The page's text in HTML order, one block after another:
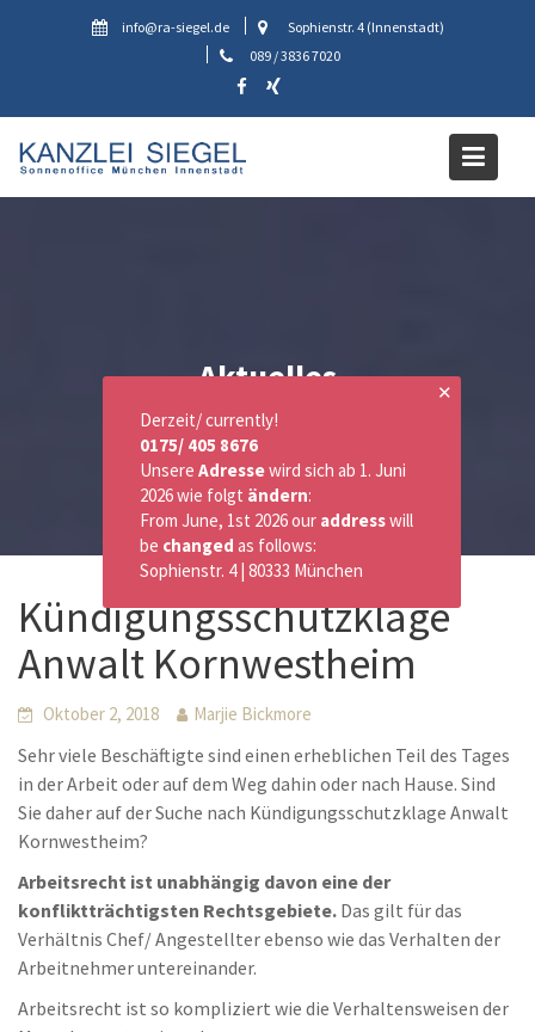
info@ra-siegel.de
Sophienstr. 4 (Innenstadt)
089 / 3836 7020
Aktuelles
Kündigungsschutzklage
Anwalt Kornwestheim
Oktober 2, 2018 Marjie Bickmore
Sehr viele Beschäftigte sind einen erheblichen Teil des Tages
in der Arbeit oder auf dem Weg dahin oder nach Hause. Sind
Sie daher auf der Suche nach Kündigungsschutzklage Anwalt
Kornwestheim?
Arbeitsrecht ist unabhängig davon eine der
konfliktträchtigsten Rechtsgebiete. Das gilt für das
Verhältnis Chef/ Angestellter ebenso wie das Verhalten der
Arbeitnehmer untereinander.
Arbeitsrecht ist so kompliziert wie die Verhaltensweisen der
✕
Derzeit/ currently!
0175/ 405 8676
Unsere Adressewird sich ab 1. Juni
2026 wie folgt ändern:
From June, 1st 2026 our addresswill
be changed as follows:
Sophienstr. 4 | 80333 München